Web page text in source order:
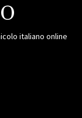
italiano online